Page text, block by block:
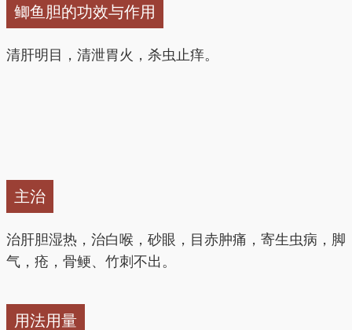
鲫鱼胆的功效与作用
清肝明目，清泄胃火，杀虫止痒。
主治
治肝胆湿热，治白喉，砂眼，目赤肿痛，寄生虫病，脚
气，疮，骨鲠、竹刺不出。
用法用量